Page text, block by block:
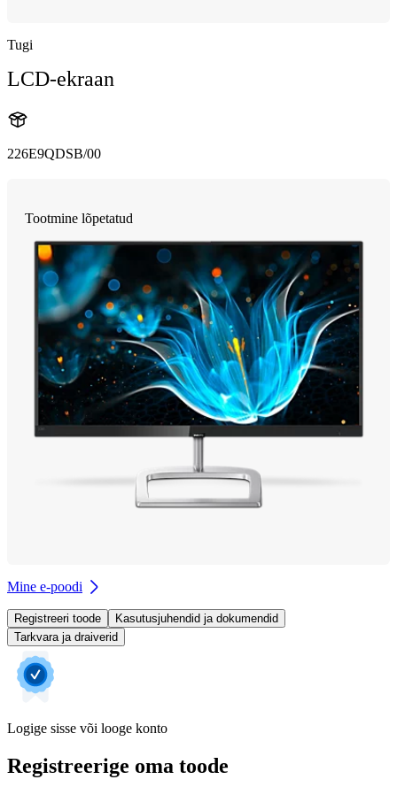
Tugi
LCD-ekraan
226E9QDSB/00
Tootmine lõpetatud
Mine e-poodi
Registreeri toode
Kasutusjuhendid ja dokumendid
Tarkvara ja draiverid
Logige sisse või looge konto
Registreerige oma toode